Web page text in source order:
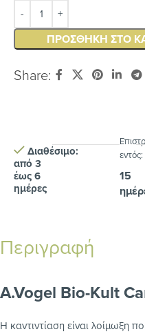
ΠΡΟΣΘΉΚΗ ΣΤΟ
Share:
Διαθέσιμο:
από 3
έως 6
ημέρες
εντός:
15
Περιγραφή
A.Vogel Bio-Kult
Η καντιντίαση είναι λοίμωξη